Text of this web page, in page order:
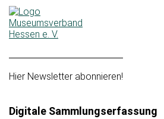
Hier Newsletter abonnieren!
Digitale Sammlungserfassung